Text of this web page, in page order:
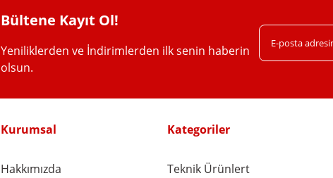
Bültene Kayıt Ol!
Yeniliklerden ve İndirimlerden ilk senin haberin
olsun.
Kurumsal
Hakkımızda
Kategoriler
Teknik Ürünlert